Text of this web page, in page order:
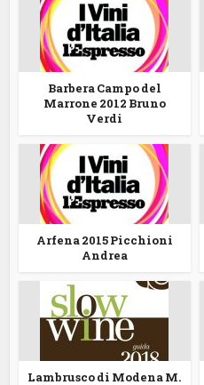
Barbera Campo del
Marrone 2012 Bruno
Verdi
Arfena 2015 Picchioni
Andrea
Lambrusco di Modena M.